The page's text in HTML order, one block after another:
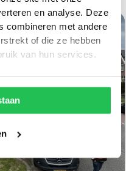
en analyse. Deze
combineren met andere
of die ze hebben
van hun services.